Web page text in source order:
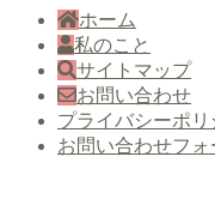
ホーム
私のこと
サイトマップ
お問い合わせ
プライバシーポリ
お問い合わせフォ